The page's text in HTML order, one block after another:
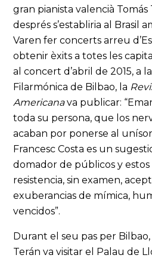
gran pianista valencià Tomás
després s’establiria al Brasil
Varen fer concerts arreu
obtenir èxits a totes les
al concert d’abril de 2015, a
Filarmónica de Bilbao, la
Americanava publicar:
toda su persona, que los
acaban por ponerse al
Francesc Costa es un
domador de públicos y estos
resistencia, sin examen,
exuberancias de mímica,
vencidos”.
Durant el seu pas per
Terán va visitar el Palau de